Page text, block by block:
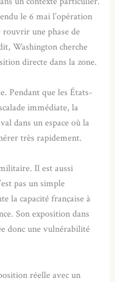
le 6 mai l’opération
une phase de
Washington cherche
directe dans la zone.
Pendant que les États-
immédiate, la
dans un espace où la
très rapidement.
Il est aussi
pas un simple
la capacité française à
Son exposition dans
donc une vulnérabilité
réelle avec un